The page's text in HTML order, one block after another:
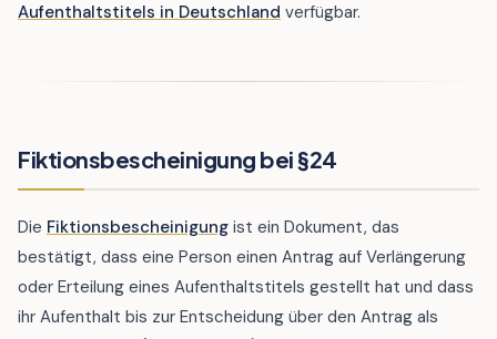
Aufenthaltstitels in Deutschland verfügbar.
Fiktionsbescheinigung bei §24
Die Fiktionsbescheinigung ist ein Dokument, das
bestätigt, dass eine Person einen Antrag auf Verlängerung
oder Erteilung eines Aufenthaltstitels gestellt hat und dass
ihr Aufenthalt bis zur Entscheidung über den Antrag als